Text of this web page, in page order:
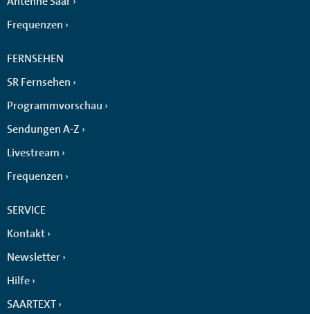
Frequenzen
FERNSEHEN
SR Fernsehen
Programmvorschau
Sendungen A-Z
Livestream
Frequenzen
SERVICE
Kontakt
Newsletter
Hilfe
SAARTEXT